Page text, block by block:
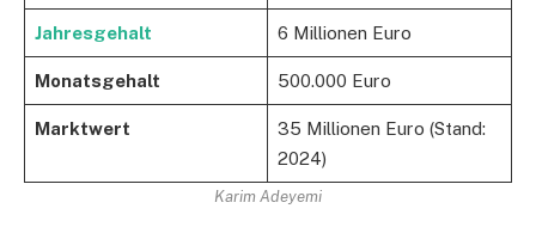
Jahresgehalt 6 Millionen Euro
Monatsgehalt 500.000 Euro
Marktwert
35 Millionen Euro (Stand:
2024)
Karim Adeyemi